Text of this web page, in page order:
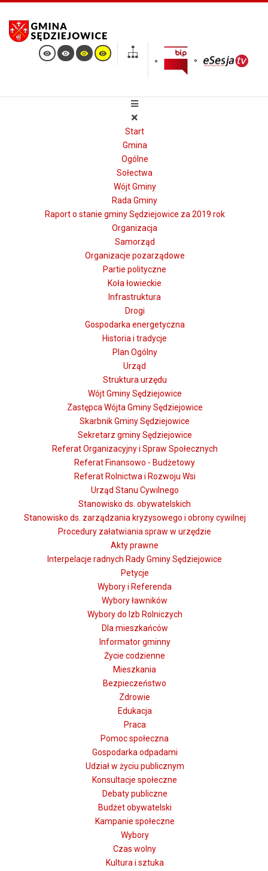
Start
Gmina
Ogólne
Sołectwa
Wójt Gminy
Rada Gminy
Raport o stanie gminy Sędziejowice za 2019 rok
Organizacja
Samorząd
Organizacje pozarządowe
Partie polityczne
Koła łowieckie
Infrastruktura
Drogi
Gospodarka energetyczna
Historia i tradycje
Plan Ogólny
Urząd
Struktura urzędu
Wójt Gminy Sędziejowice
Zastępca Wójta Gminy Sędziejowice
Skarbnik Gminy Sędziejowice
Sekretarz gminy Sędziejowice
Referat Organizacyjny i Spraw Społecznych
Referat Finansowo - Budżetowy
Referat Rolnictwa i Rozwoju Wsi
Urząd Stanu Cywilnego
Stanowisko ds. obywatelskich
Stanowisko ds. zarządzania kryzysowego i obrony cywilnej
Procedury załatwiania spraw w urzędzie
Akty prawne
Interpelacje radnych Rady Gminy Sędziejowice
Petycje
Wybory i Referenda
Wybory ławników
Wybory do Izb Rolniczych
Dla mieszkańców
Informator gminny
Życie codzienne
Mieszkania
Bezpieczeństwo
Zdrowie
Edukacja
Praca
Pomoc społeczna
Gospodarka odpadami
Udział w życiu publicznym
Konsultacje społeczne
Debaty publiczne
Budżet obywatelski
Kampanie społeczne
Wybory
Czas wolny
Kultura i sztuka